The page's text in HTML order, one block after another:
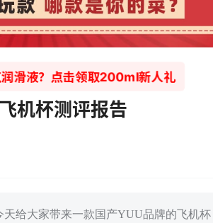
润滑液？点击领取200ml新人礼
机杯测评报告
天给大家带来一款国产YUU品牌的飞机